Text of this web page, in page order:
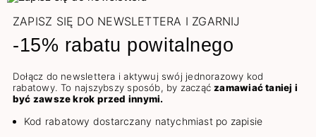
ZAPISZ SIĘ DO NEWSLETTERA I ZGARNIJ
-15% rabatu powitalnego
Dołącz do newslettera i aktywuj swój jednorazowy kod
rabatowy. To najszybszy sposób, by zacząćzamawiać taniej i
być zawsze krok przed innymi.
Kod rabatowy dostarczany natychmiast po zapisie